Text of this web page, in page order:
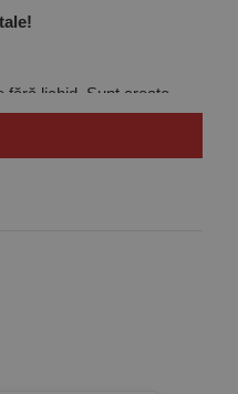
fără lichid. Sunt create
la litru.